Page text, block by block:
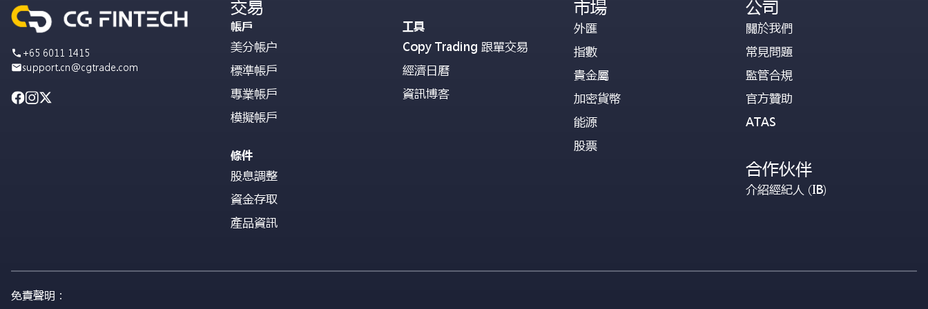
+65 6011 1415
support.cn@cgtrade.com
交易
帳戶
美分帳户
標準帳戶
專業帳戶
模擬帳戶
條件
股息調整
資金存取
產品資訊
工具
Copy Trading 跟單交易
經濟日曆
資訊博客
市場
外匯
指數
貴金屬
加密貨幣
能源
股票
公司
關於我們
常見問題
監管合規
官方贊助
ATAS
合作伙伴
介紹經紀人 (IB)
免責聲明：